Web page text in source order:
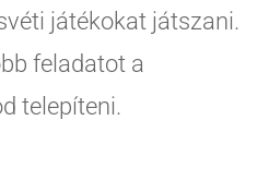
játékokat játszani.
feladatot a
telepíteni.